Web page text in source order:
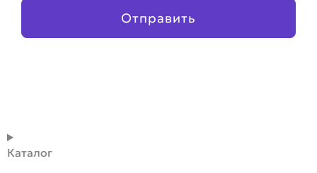
Отправить
Каталог